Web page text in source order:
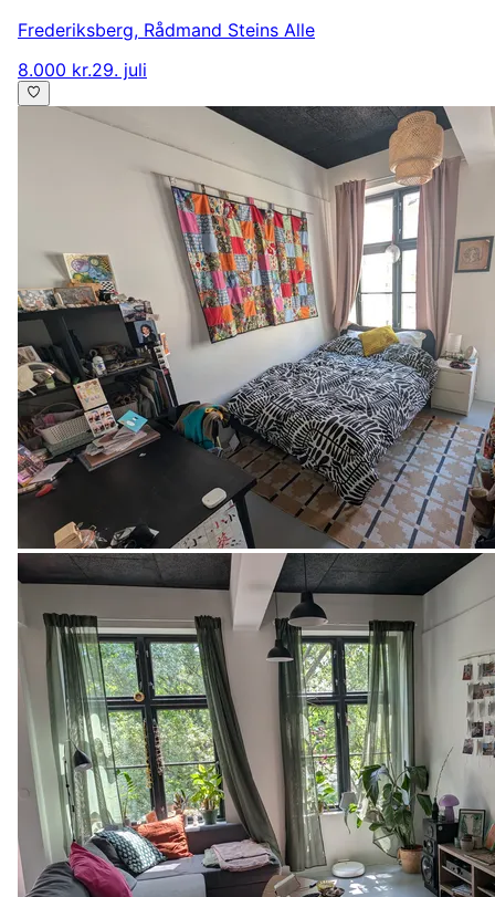
Frederiksberg, Rådmand Steins Alle
8.000 kr.29. juli